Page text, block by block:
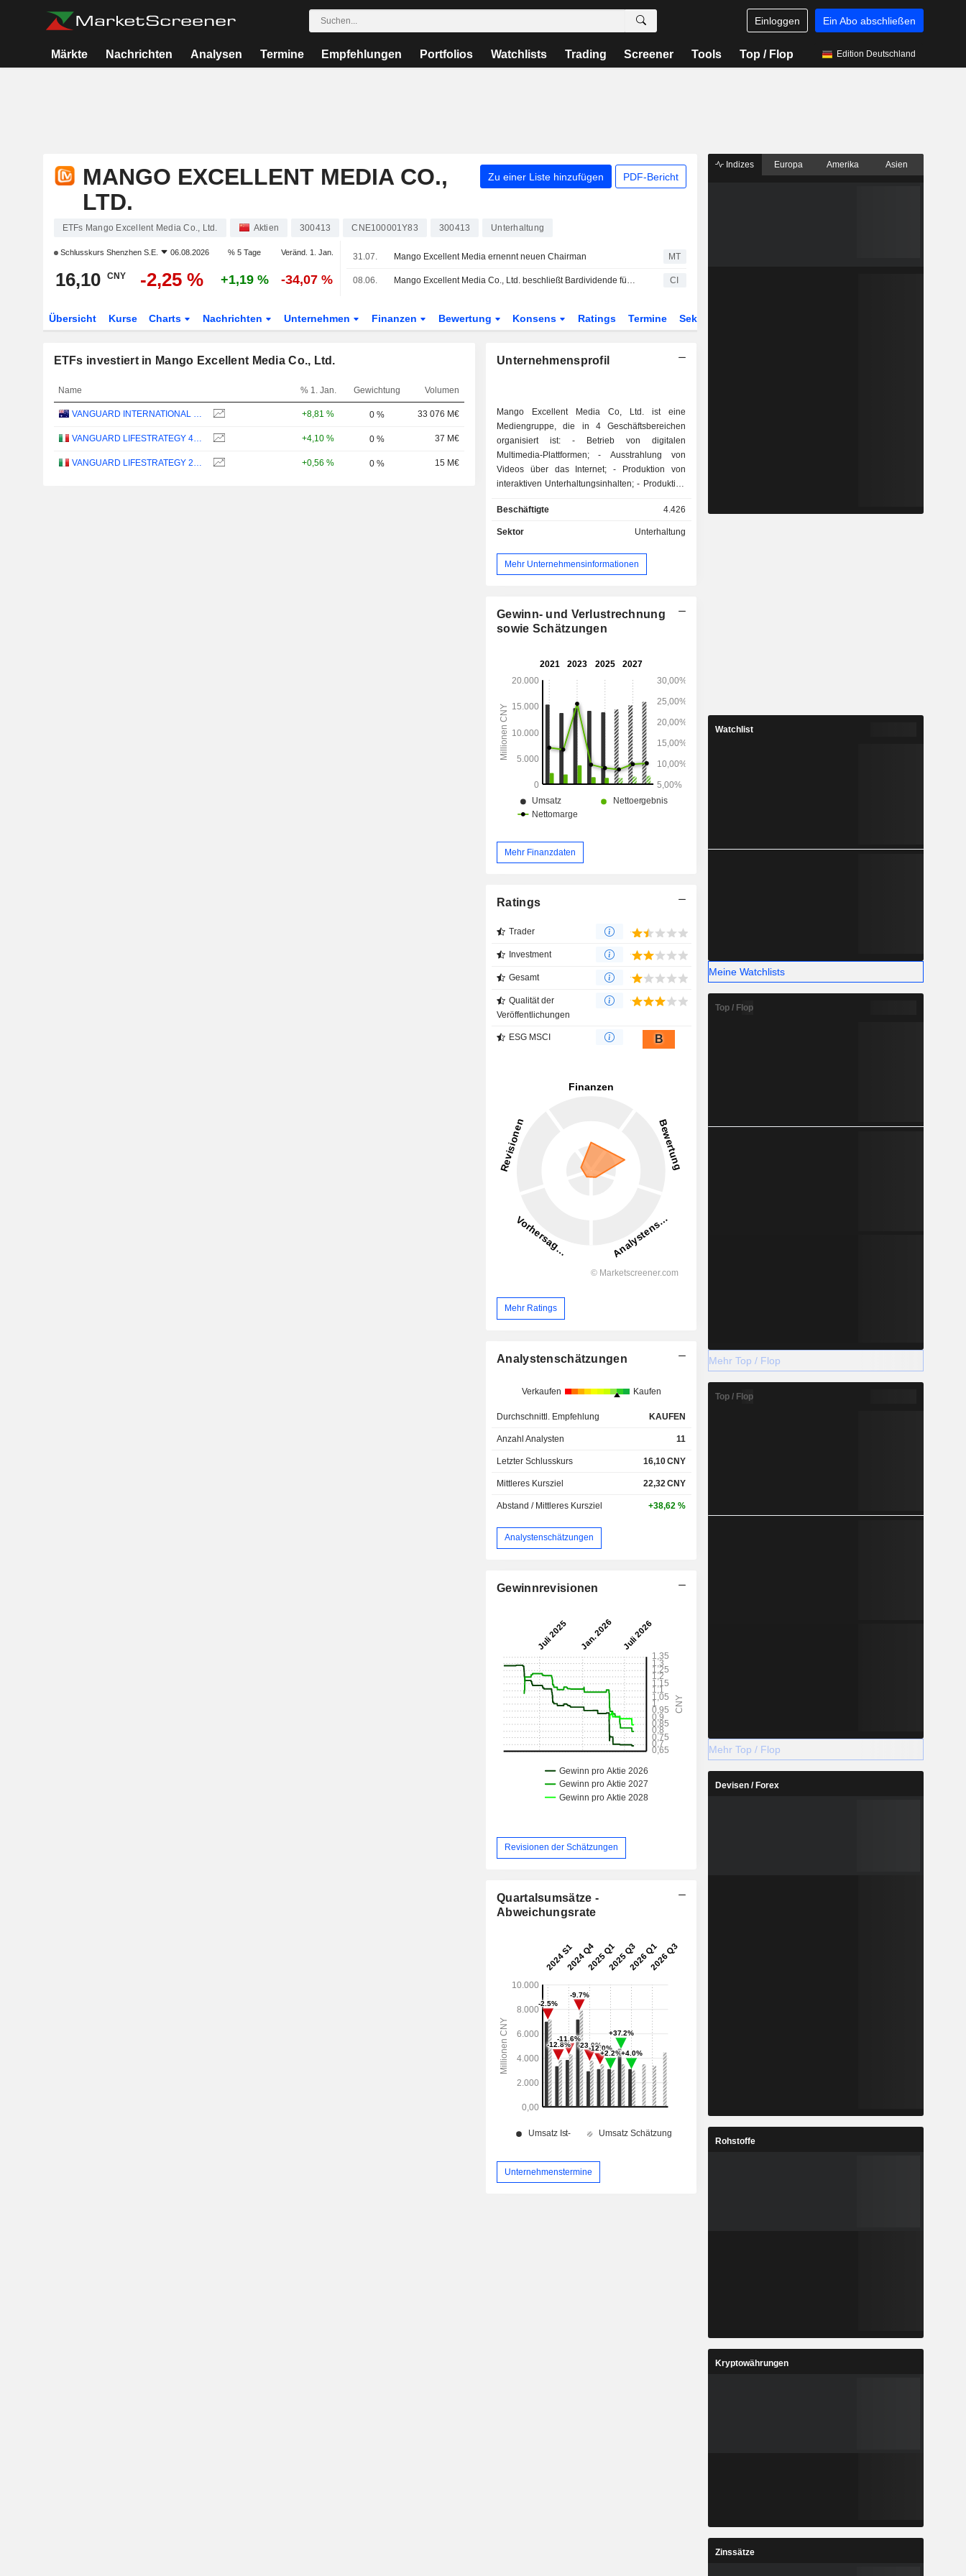
Einloggen Ein Abo abschließen
Märkte Nachrichten Analysen Termine Empfehlungen Portfolios Watchlists Trading Screener Tools Top / Flop Edition Deutschland
MANGO EXCELLENT MEDIA CO.,
LTD.
Zu einer Liste hinzufügen PDF-Bericht
ETFs Mango Excellent Media Co., Ltd. Aktien 300413 CNE100001Y83 300413 Unterhaltung
Schlusskurs Shenzhen S.E. 06.08.2026 % 5 Tage Veränd. 1. Jan.
16,10 CNY -2,25 % +1,19 % -34,07 %
31.07. Mango Excellent Media ernennt neuen Chairman MT
08.06. Mango Excellent Media Co., Ltd. beschließt Bardividende für 2025 CI
Übersicht Kurse Charts Nachrichten Unternehmen Finanzen Bewertung Konsens Ratings Termine Sektor
ETFs investiert in Mango Excellent Media Co., Ltd.
Name % 1. Jan. Gewichtung Volumen
VANGUARD INTERNATIONAL EQUITY INDEX FUNDS - VANGUARD FTSE ALL-WORLD EX-US ETF +8,81 % 0 % 33 076 M€
VANGUARD LIFESTRATEGY 40% EQUITY UCITS ETF - DISTRIBUTING - EUR +4,10 % 0 % 37 M€
VANGUARD LIFESTRATEGY 20% EQUITY UCITS ETF - DISTRIBUTING - EUR +0,56 % 0 % 15 M€
Unternehmensprofil
Mango Excellent Media Co, Ltd. ist eine
Mediengruppe, die in 4 Geschäftsbereichen
organisiert ist: - Betrieb von digitalen
Multimedia-Plattformen; - Ausstrahlung von
Videos über das Internet; - Produktion von
interaktiven Unterhaltungsinhalten; - Produktion
Verkäufe werden in China getätigt.
Beschäftigte 4.426
Sektor Unterhaltung
Mehr Unternehmensinformationen
Gewinn- und Verlustrechnung
sowie Schätzungen
Mehr Finanzdaten
Ratings
Trader
Investment
Gesamt
Qualität der
Veröffentlichungen
ESG MSCI B
Mehr Ratings
Analystenschätzungen
Verkaufen Kaufen
Durchschnittl. Empfehlung KAUFEN
Anzahl Analysten 11
Letzter Schlusskurs 16,10CNY
Mittleres Kursziel 22,32 CNY
Abstand / Mittleres Kursziel +38,62 %
Analystenschätzungen
Gewinnrevisionen
Revisionen der Schätzungen
Quartalsumsätze -
Abweichungsrate
Unternehmenstermine
Indizes Europa Amerika Asien
Watchlist
Meine Watchlists
Top / Flop
Mehr Top / Flop
Top / Flop
Mehr Top / Flop
Devisen / Forex
Rohstoffe
Kryptowährungen
Zinssätze